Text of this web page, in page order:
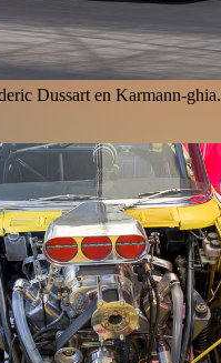
Dussart en Karmann-ghia.